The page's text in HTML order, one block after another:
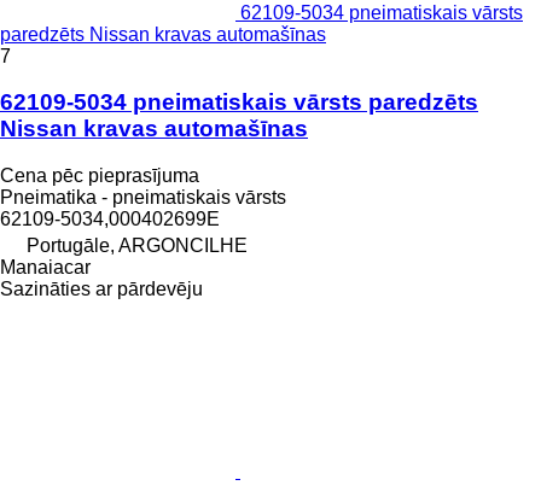
62109-5034 pneimatiskais vārsts
paredzēts Nissan kravas automašīnas
7
62109-5034 pneimatiskais vārsts paredzēts
Nissan kravas automašīnas
Cena pēc pieprasījuma
Pneimatika - pneimatiskais vārsts
62109-5034,000402699E
Portugāle, ARGONCILHE
Manaiacar
Sazināties ar pārdevēju